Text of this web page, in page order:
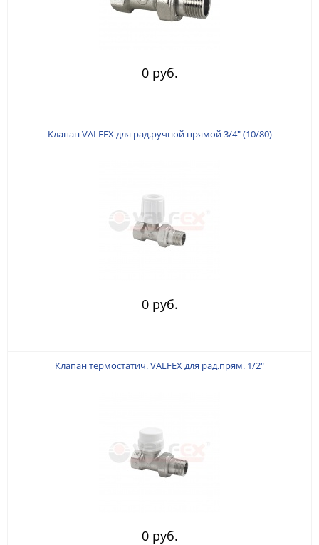
0 руб.
Клапан VALFEX для рад.ручной прямой 3/4" (10/80)
0 руб.
Клапан термостатич. VALFEX для рад.прям. 1/2"
0 руб.